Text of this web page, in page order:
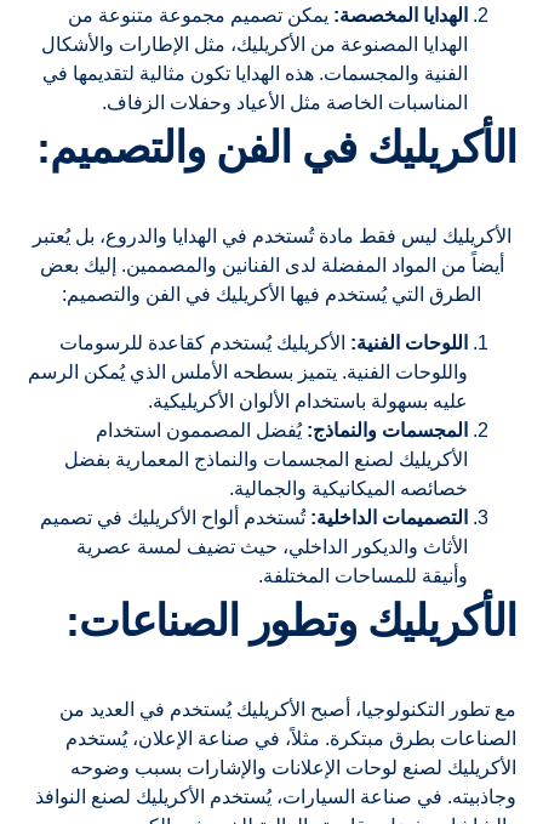
الهدايا المخصصة: يمكن تصميم مجموعة متنوعة من
الهدايا المصنوعة من الأكريليك، مثل الإطارات والأشكال
الفنية والمجسمات. هذه الهدايا تكون مثالية لتقديمها في
المناسبات الخاصة مثل الأعياد وحفلات الزفاف.
الأكريليك في الفن والتصميم:
الأكريليك ليس فقط مادة تُستخدم في الهدايا والدروع، بل يُعتبر
أيضاً من المواد المفضلة لدى الفنانين والمصممين. إليك بعض
الطرق التي يُستخدم فيها الأكريليك في الفن والتصميم:
اللوحات الفنية: الأكريليك يُستخدم كقاعدة للرسومات
واللوحات الفنية. يتميز بسطحه الأملس الذي يُمكن الرسم
عليه بسهولة باستخدام الألوان الأكريليكية.
المجسمات والنماذج: يُفضل المصممون استخدام
الأكريليك لصنع المجسمات والنماذج المعمارية بفضل
خصائصه الميكانيكية والجمالية.
التصميمات الداخلية: تُستخدم ألواح الأكريليك في تصميم
الأثاث والديكور الداخلي، حيث تضيف لمسة عصرية
وأنيقة للمساحات المختلفة.
الأكريليك وتطور الصناعات:
مع تطور التكنولوجيا، أصبح الأكريليك يُستخدم في العديد من
الصناعات بطرق مبتكرة. مثلاً، في صناعة الإعلان، يُستخدم
الأكريليك لصنع لوحات الإعلانات والإشارات بسبب وضوحه
وجاذبيته. في صناعة السيارات، يُستخدم الأكريليك لصنع النوافذ